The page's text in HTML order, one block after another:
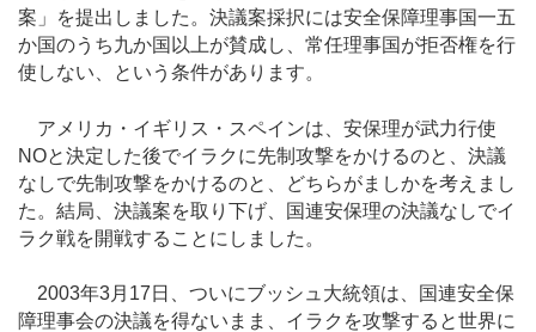
案」を提出しました。決議案採択には安全保障理事国一五
か国のうち九か国以上が賛成し、常任理事国が拒否権を行
使しない、という条件があります。
アメリカ・イギリス・スペインは、安保理が武力行使
NOと決定した後でイラクに先制攻撃をかけるのと、決議
なしで先制攻撃をかけるのと、どちらがましかを考えまし
た。結局、決議案を取り下げ、国連安保理の決議なしでイ
ラク戦を開戦することにしました。
2003年3月17日、ついにブッシュ大統領は、国連安全保
障理事会の決議を得ないまま、イラクを攻撃すると世界に